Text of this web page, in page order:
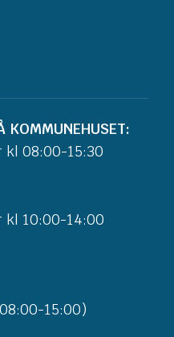
KOMMUNEHUSET:
08:00-15:30
10:00-14:00
15:00)